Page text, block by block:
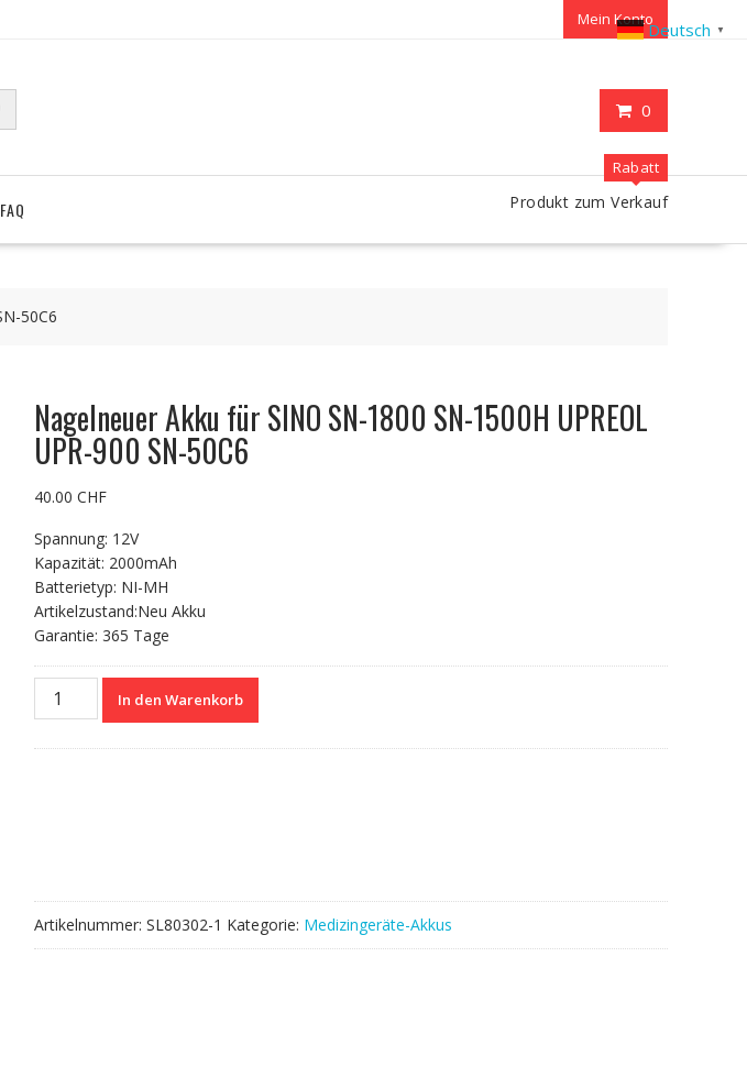
Mein Konto
0
FAQ
Rabatt
Produkt zum Verkauf
50C6
Nagelneuer Akku für SINO SN-1800 SN-1500H UPREOL
UPR-900 SN-50C6
40.00 CHF
Spannung: 12V
Kapazität: 2000mAh
Batterietyp: NI-MH
Artikelzustand:Neu Akku
Garantie: 365 Tage
Nagelneuer
Akku
UPR-
900
SN-
In den Warenkorb
Artikelnummer: SL80302-1 Kategorie: Medizingeräte-Akkus
Deutsch ▼